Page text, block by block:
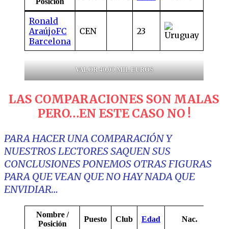
Ronald
AraújoFC
Barcelona
CEN 23
VALOR 40,00 MIL EUROS
LAS COMPARACIONES SON MALAS
PERO…EN ESTE CASO NO !
PARA HACER UNA COMPARACIÓN Y
NUESTROS LECTORES SAQUEN SUS
CONCLUSIONES PONEMOS OTRAS FIGURAS
PARA QUE VEAN QUE NO HAY NADA QUE
ENVIDIAR…
Nombre /
Posición
Puesto Club Edad Nac.